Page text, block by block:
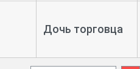
Дочь торговца